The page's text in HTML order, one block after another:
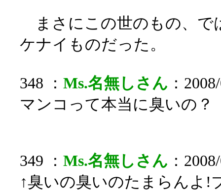
まさにこの世のもの、で
ケナイものだった。
348 ： Ms.名無しさん ：
マンコって本当に臭いの？
349 ： Ms.名無しさん ：
↑臭いの臭いのたまらんよ!